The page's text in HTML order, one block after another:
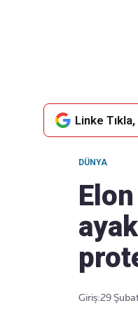
Linke
DÜNYA
Giriş:29